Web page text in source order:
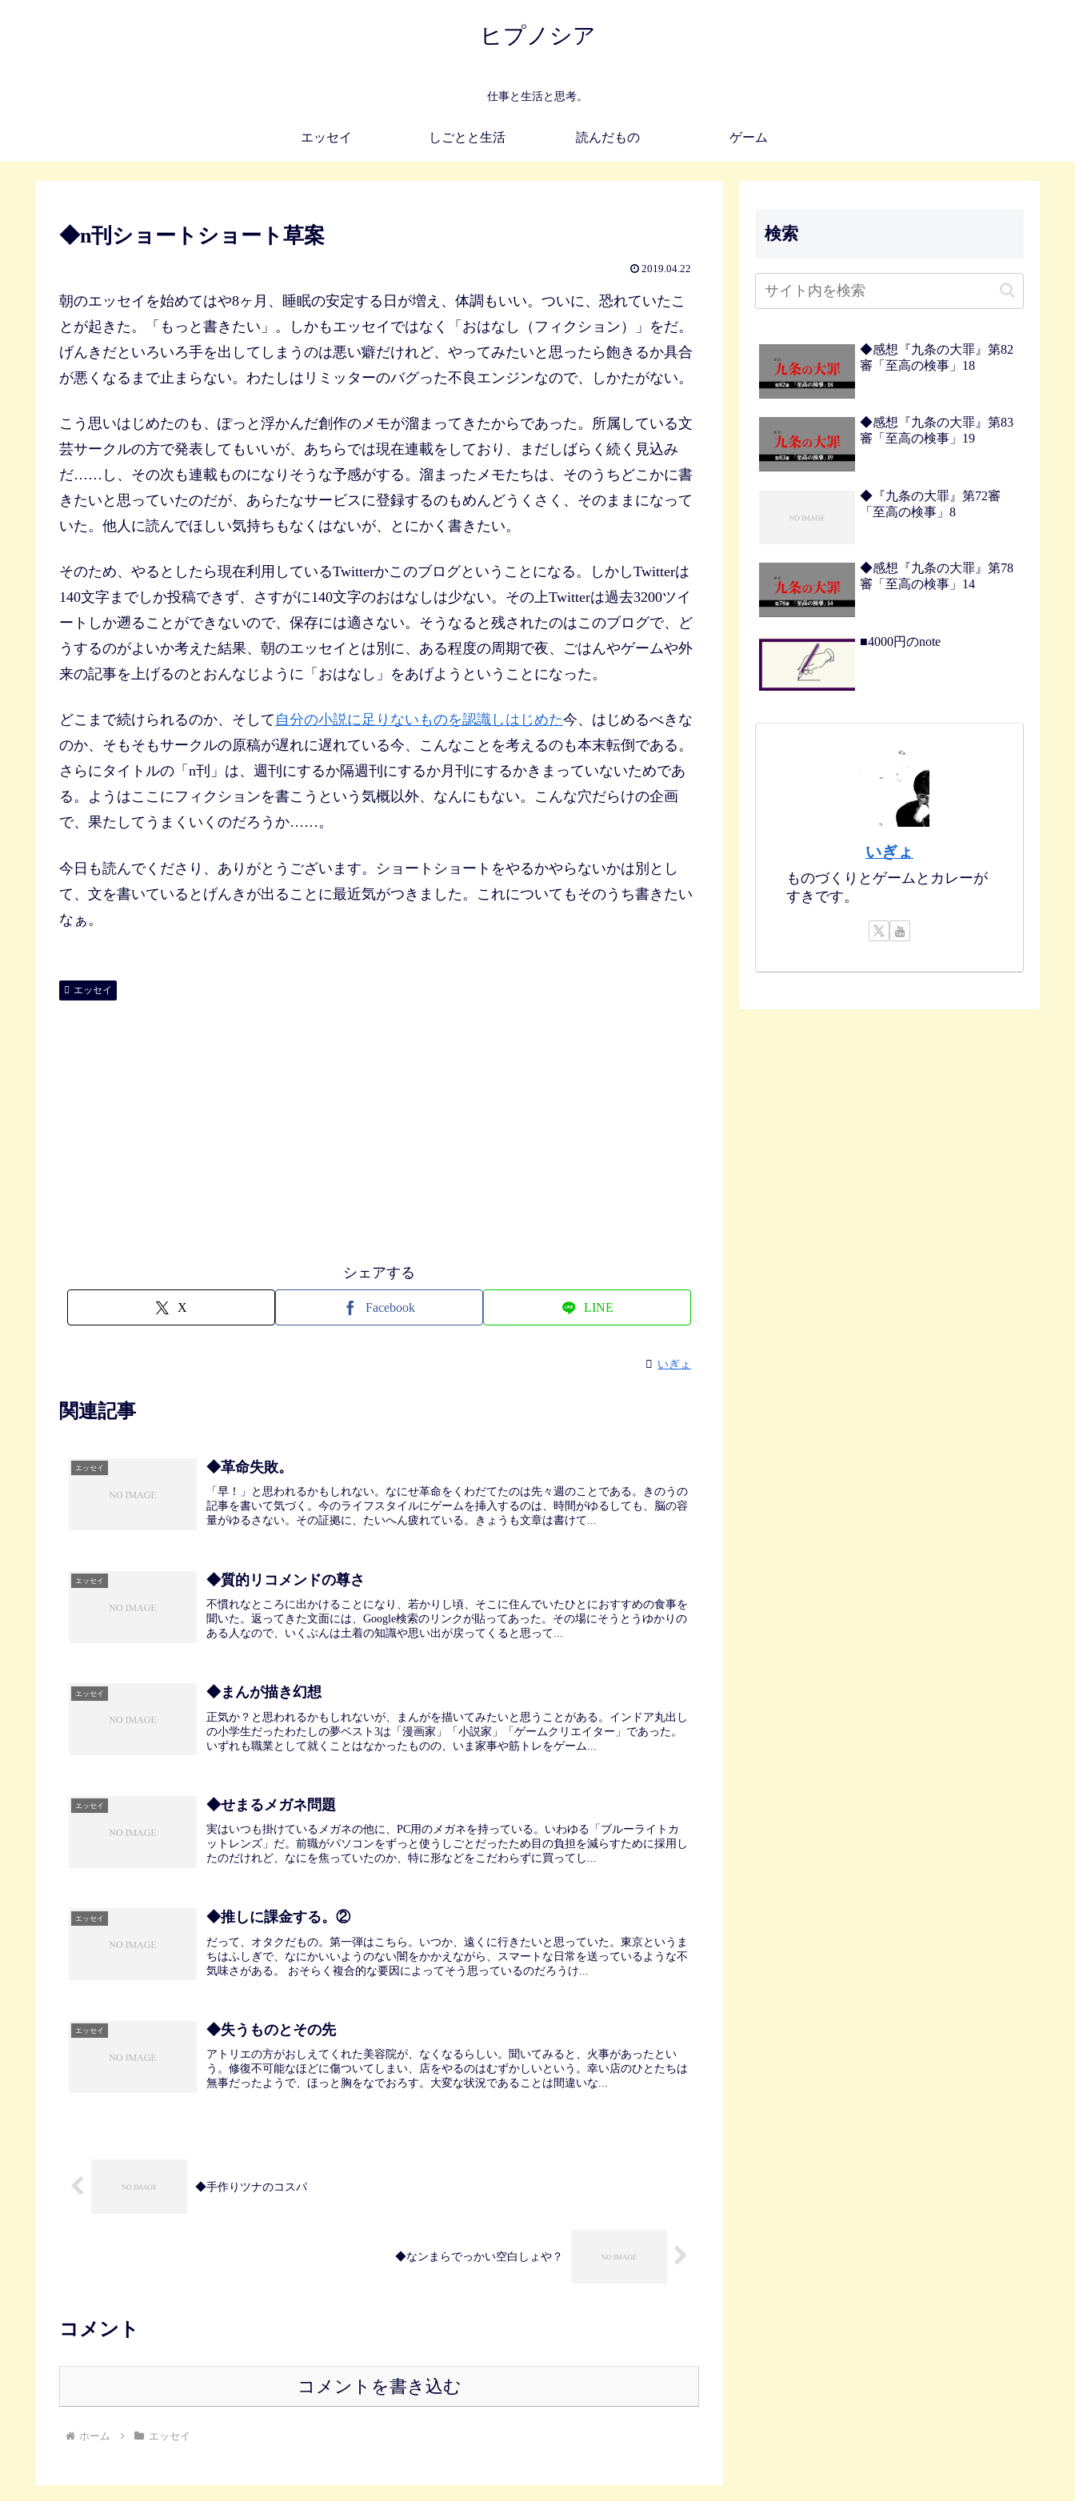
ヒプノシア
仕事と生活と思考。
エッセイ しごとと生活 読んだもの ゲーム
◆n刊ショートショート草案
2019.04.22
朝のエッセイを始めてはや8ヶ月、睡眠の安定する日が増え、体調もいい。ついに、恐れていたこ
とが起きた。「もっと書きたい」。しかもエッセイではなく「おはなし（フィクション）」をだ。
げんきだといろいろ手を出してしまうのは悪い癖だけれど、やってみたいと思ったら飽きるか具合
が悪くなるまで止まらない。わたしはリミッターのバグった不良エンジンなので、しかたがない。
こう思いはじめたのも、ぽっと浮かんだ創作のメモが溜まってきたからであった。所属している文
芸サークルの方で発表してもいいが、あちらでは現在連載をしており、まだしばらく続く見込み
だ……し、その次も連載ものになりそうな予感がする。溜まったメモたちは、そのうちどこかに書
きたいと思っていたのだが、あらたなサービスに登録するのもめんどうくさく、そのままになって
いた。他人に読んでほしい気持ちもなくはないが、とにかく書きたい。
そのため、やるとしたら現在利用しているTwitterかこのブログということになる。しかしTwitterは
140文字までしか投稿できず、さすがに140文字のおはなしは少ない。その上Twitterは過去3200ツイ
ートしか遡ることができないので、保存には適さない。そうなると残されたのはこのブログで、ど
うするのがよいか考えた結果、朝のエッセイとは別に、ある程度の周期で夜、ごはんやゲームや外
来の記事を上げるのとおんなじように「おはなし」をあげようということになった。
どこまで続けられるのか、そして 自分の小説に足りないものを認識しはじめた今、はじめるべきな
のか、そもそもサークルの原稿が遅れに遅れている今、こんなことを考えるのも本末転倒である。
さらにタイトルの「n刊」は、週刊にするか隔週刊にするか月刊にするかきまっていないためであ
る。ようはここにフィクションを書こうという気概以外、なんにもない。こんな穴だらけの企画
で、果たしてうまくいくのだろうか……。
今日も読んでくださり、ありがとうございます。ショートショートをやるかやらないかは別とし
て、文を書いているとげんきが出ることに最近気がつきました。これについてもそのうち書きたい
なぁ。
エッセイ
シェアする
X Facebook LINE
いぎょ
関連記事
エッセイ ◆革命失敗。
「早！」と思われるかもしれない。なにせ革命をくわだてたのは先々週のことである。きのうの
記事を書いて気づく。今のライフスタイルにゲームを挿入するのは、時間がゆるしても、脳の容
量がゆるさない。その証拠に、たいへん疲れている。きょうも文章は書けて...
エッセイ ◆質的リコメンドの尊さ
不慣れなところに出かけることになり、若かりし頃、そこに住んでいたひとにおすすめの食事を
聞いた。返ってきた文面には、Google検索のリンクが貼ってあった。その場にそうとうゆかりの
ある人なので、いくぶんは土着の知識や思い出が戻ってくると思って...
エッセイ ◆まんが描き幻想
正気か？と思われるかもしれないが、まんがを描いてみたいと思うことがある。インドア丸出し
の小学生だったわたしの夢ベスト3は「漫画家」「小説家」「ゲームクリエイター」であった。
いずれも職業として就くことはなかったものの、いま家事や筋トレをゲーム...
エッセイ ◆せまるメガネ問題
実はいつも掛けているメガネの他に、PC用のメガネを持っている。いわゆる「ブルーライトカ
ットレンズ」だ。前職がパソコンをずっと使うしごとだったため目の負担を減らすために採用し
たのだけれど、なにを焦っていたのか、特に形などをこだわらずに買ってし...
エッセイ ◆推しに課金する。②
だって、オタクだもの。第一弾はこちら。いつか、遠くに行きたいと思っていた。東京というま
ちはふしぎで、なにかいいようのない闇をかかえながら、スマートな日常を送っているような不
気味さがある。 おそらく複合的な要因によってそう思っているのだろうけ...
エッセイ ◆失うものとその先
アトリエの方がおしえてくれた美容院が、なくなるらしい。聞いてみると、火事があったとい
う。修復不可能なほどに傷ついてしまい、店をやるのはむずかしいという。幸い店のひとたちは
無事だったようで、ほっと胸をなでおろす。大変な状況であることは間違いな...
◆手作りツナのコスパ
◆なンまらでっかい空白しょや？
コメント
コメントを書き込む
ホーム エッセイ
検索
◆感想『九条の大罪』第82
審「至高の検事」18
◆感想『九条の大罪』第83
審「至高の検事」19
◆『九条の大罪』第72審
「至高の検事」8
◆感想『九条の大罪』第78
審「至高の検事」14
■4000円のnote
いぎょ
ものづくりとゲームとカレーが
すきです。